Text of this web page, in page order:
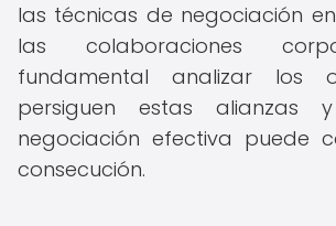
las técnicas de negociación
las colaboraciones
fundamental analizar los
persiguen estas alianzas
negociación efectiva puede
consecución.